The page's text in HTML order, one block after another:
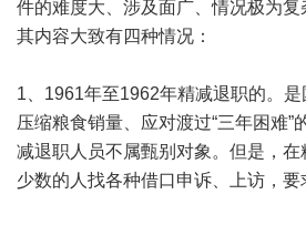
件的难度大、涉及面广、情况极为
其内容大致有四种情况：
1、1961年至1962年精减退职的。是
压缩粮食销量、应对渡过“三年困难”
减退职人员不属甄别对象。但是，
少数的人找各种借口申诉、上访，要